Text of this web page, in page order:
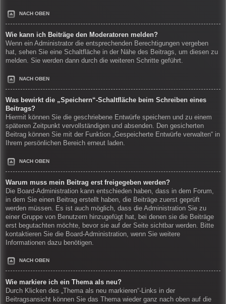
NACH OBEN
Wie kann ich Beiträge den Moderatoren melden?
Wenn ein Administrator die entsprechenden Berechtigungen vergeben
hat, sehen Sie eine Schaltfläche in der Nähe des Beitrags, um diesen zu
melden. Sie werden dann durch die weiteren Schritte geführt.
NACH OBEN
Was bewirkt die „Speichern“-Schaltfläche beim Schreiben eines
Beitrags?
Hiermit können Sie die geschriebene Entwürfe speichern und zu einem
späteren Zeitpunkt vervollständigen und absenden. Den gesicherten
Beitrag können Sie mit der Funktion „Gespeicherte Entwürfe verwalten“ in
Ihrem persönlichen Bereich erneut laden.
NACH OBEN
Warum muss mein Beitrag erst freigegeben werden?
Die Board-Administration kann entschieden haben, dass in dem Forum,
in dem Sie einen Beitrag erstellt haben, die Beiträge zuerst geprüft
werden müssen. Es ist auch möglich, dass die Administration Sie zu
einer Gruppe von Benutzern hinzugefügt hat, bei denen sie die Beiträge
erst begutachten möchte, bevor sie auf der Seite sichtbar werden. Bitte
kontaktieren Sie die Board-Administration, wenn Sie weitere
Informationen dazu benötigen.
NACH OBEN
Wie markiere ich ein Thema als neu?
Durch Klicken des „Thema als neu markieren“-Links in der
Beitragsansicht können Sie das Thema wieder ganz nach oben auf die